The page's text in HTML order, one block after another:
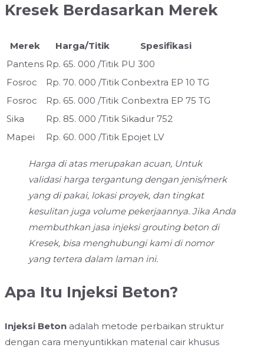
Kresek Berdasarkan Merek
Merek Harga/Titik
Spesifikasi
Pantens Rp. 65. 000 /Titik PU 300
Fosroc
Rp. 70. 000 /Titik Conbextra EP 10 TG
Fosroc
Rp. 65. 000 /Titik Conbextra EP 75 TG
Sika
Rp. 85. 000 /Titik Sikadur 752
Mapei
Rp. 60. 000 /Titik Epojet LV
Harga di atas merupakan acuan, Untuk
validasi harga tergantung dengan jenis/merk
yang di pakai, lokasi proyek, dan tingkat
kesulitan juga volume pekerjaannya. Jika Anda
membuthkan jasa injeksi grouting beton di
Kresek, bisa menghubungi kami di nomor
yang tertera dalam laman ini.
Apa Itu Injeksi Beton?
Injeksi Beton adalah metode perbaikan struktur
dengan cara menyuntikkan material cair khusus